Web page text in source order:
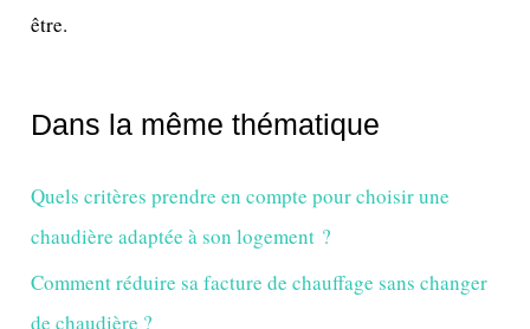
être.
Dans la même thématique
Quels critères prendre en compte pour choisir une
chaudière adaptée à son logement ?
Comment réduire sa facture de chauffage sans changer
de chaudière ?